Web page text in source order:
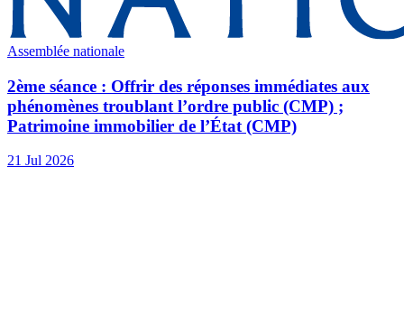
Assemblée nationale
2ème séance : Offrir des réponses immédiates aux
phénomènes troublant l’ordre public (CMP) ;
Patrimoine immobilier de l’État (CMP)
21 Jul 2026